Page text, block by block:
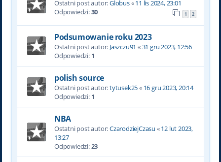
Ostatni post autor:Globus«11 lis 2024, 23:01
Odpowiedzi:30 1 2
Podsumowanie roku 2023
Ostatni post autor: Jaszczu91 «31 gru 2023, 12:56
Odpowiedzi: 1
polish source
Ostatni post autor:tytusek25« 16 gru 2023, 20:14
Odpowiedzi: 1
NBA
Ostatni post autor:CzarodziejCzasu «12 lut 2023,
13:27
Odpowiedzi:23